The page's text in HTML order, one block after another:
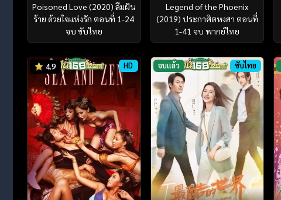
Poisoned Love (2020) ลืมฝัน
ร้าย ด้วยใจแห่งรัก ตอนที่ 1-24
จบ ซับไทย
Legend of the Phoenix
(2019) ประกาศิตหงสา ตอนที่
1-41 จบ พากย์ไทย
4.9 HD จบแล้ว ซับไทย